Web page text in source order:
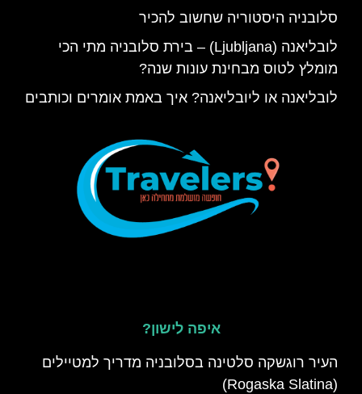
סלובניה היסטוריה שחשוב להכיר
לובליאנה (Ljubljana) – בירת סלובניה מתי הכי
מומלץ לטוס מבחינת עונות שנה?
לובליאנה או ליובליאנה? איך באמת אומרים וכותבים
איפה לישון?
העיר רוגשקה סלטינה בסלובניה מדריך למטיילים
(Rogaska Slatina)